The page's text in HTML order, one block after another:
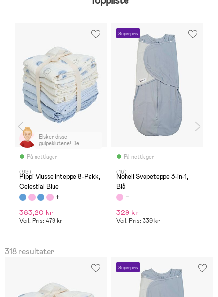
På nettlager
Elsker disse
gulpeklutene! De
svøping i nyfødt fasen.
(99)
Pippi Musselinteppe 8-Pakk,
Celestial Blue
383,20 kr
Veil. Pris: 479 kr
Superpris
På nettlager
(16)
Noheli Svøpeteppe 3-in-1,
Blå
329 kr
Veil. Pris: 339 kr
318 resultater.
Superpris